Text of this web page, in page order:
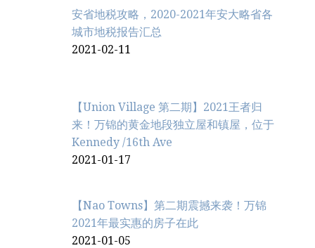
安省地税攻略，2020-2021年安大略省各
城市地税报告汇总
2021-02-11
【Union Village 第二期】2021王者归
来！万锦的黄金地段独立屋和镇屋，位于
Kennedy /16th Ave
2021-01-17
【Nao Towns】第二期震撼来袭！万锦
2021年最实惠的房子在此
2021-01-05